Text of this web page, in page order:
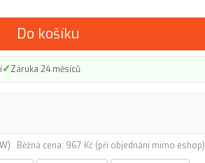
Do košíku
✓Záruka 24 měsíců
Běžná cena: 967 Kč (při objednání mimo eshop)